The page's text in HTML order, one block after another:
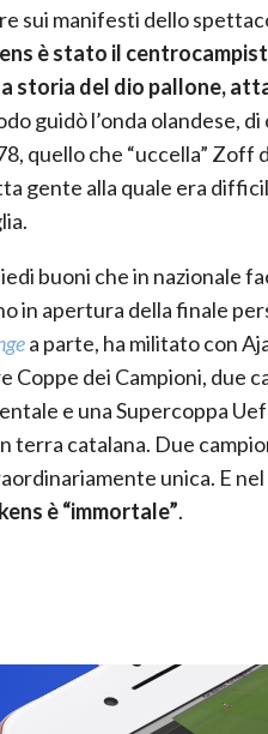
sui manifesti dello
è stato il
storia del dio pallone,
guidò l’onda olandese,
quello che “uccella” Zoff
gente alla quale era
buoni che in nazionale
in apertura della finale
a parte, ha militato con
Coppe dei Campioni, due
e una Supercoppa
terra catalana. Due
unica. E
è “immortale”.